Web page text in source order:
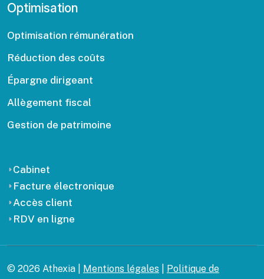
Optimisation
Optimisation rémunération
Réduction des coûts
Épargne dirigeant
Allègement fiscal
Gestion de patrimoine
Cabinet
Facture électronique
Accès client
RDV en ligne
© 2026 Athexia | Mentions légales
Politique de